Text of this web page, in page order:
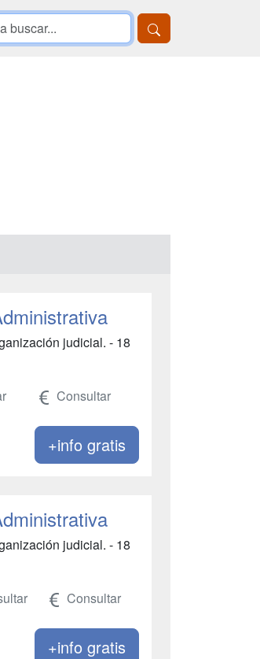
judicial. - 18
Consultar
+info gratis
judicial. - 18
Consultar
+info gratis